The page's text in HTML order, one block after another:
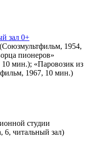
зал 0+
1954,
пионеров»
мин.); «Паровозик из
1967, 10 мин.)
студии
6, читальный зал)